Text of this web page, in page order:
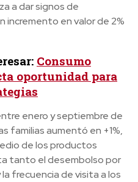
a dar signos de
incremento en valor de 2%
Consumo
oportunidad para
enero y septiembre de
familias aumentó en +1%,
de los productos
tanto el desembolso por
frecuencia de visita a los